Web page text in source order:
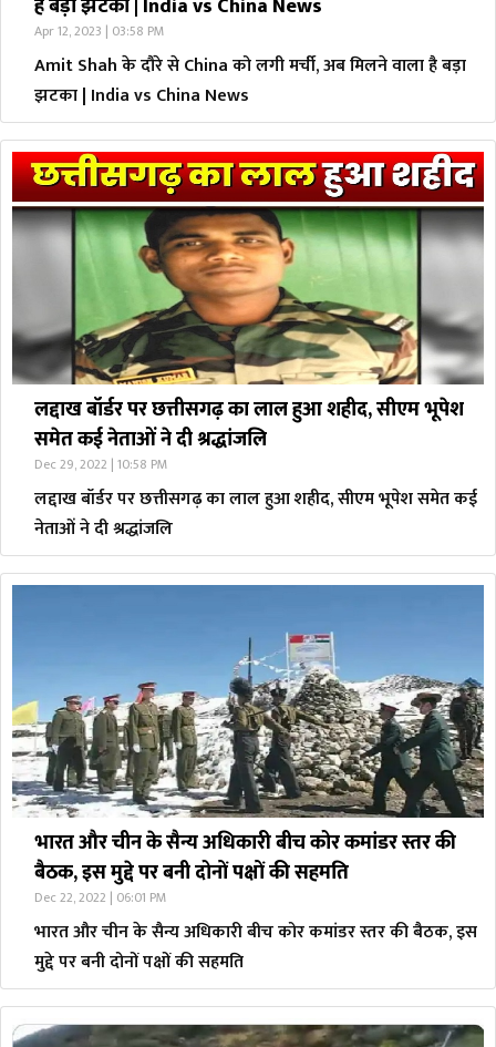
है बड़ा झटका | India vs China News
Apr 12, 2023 | 03:58 PM
Amit Shah के दौरे से China को लगी मर्ची, अब मिलने वाला है बड़ा
झटका | India vs China News
लद्दाख बॉर्डर पर छत्तीसगढ़ का लाल हुआ शहीद, सीएम भूपेश
समेत कई नेताओं ने दी श्रद्धांजलि
Dec 29, 2022 | 10:58 PM
लद्दाख बॉर्डर पर छत्तीसगढ़ का लाल हुआ शहीद, सीएम भूपेश समेत कई
नेताओं ने दी श्रद्धांजलि
भारत और चीन के सैन्य अधिकारी बीच कोर कमांडर स्तर की
बैठक, इस मुद्दे पर बनी दोनों पक्षों की सहमति
Dec 22, 2022 | 06:01 PM
भारत और चीन के सैन्य अधिकारी बीच कोर कमांडर स्तर की बैठक, इस
मुद्दे पर बनी दोनों पक्षों की सहमति